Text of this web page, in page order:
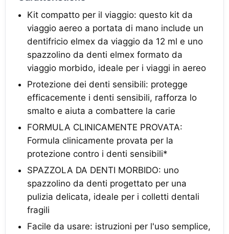
Kit compatto per il viaggio: questo kit da
viaggio aereo a portata di mano include un
dentifricio elmex da viaggio da 12 ml e uno
spazzolino da denti elmex formato da
viaggio morbido, ideale per i viaggi in aereo
Protezione dei denti sensibili: protegge
efficacemente i denti sensibili, rafforza lo
smalto e aiuta a combattere la carie
FORMULA CLINICAMENTE PROVATA:
Formula clinicamente provata per la
protezione contro i denti sensibili*
SPAZZOLA DA DENTI MORBIDO: uno
spazzolino da denti progettato per una
pulizia delicata, ideale per i colletti dentali
fragili
Facile da usare: istruzioni per l'uso semplice,